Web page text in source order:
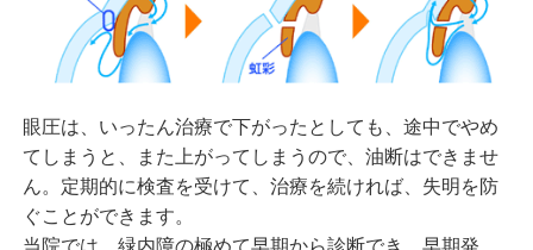
眼圧は、いったん治療で下がったとしても、途中でやめ
てしまうと、また上がってしまうので、油断はできませ
ん。定期的に検査を受けて、治療を続ければ、失明を防
ぐことができます。
当院では、緑内障の極めて早期から診断でき、早期発